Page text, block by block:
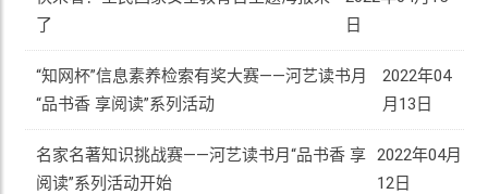
了
日
“知网杯”信息素养检索有奖大赛——河艺读书月
“品书香 享阅读”系列活动
2022年04
月13日
名家名著知识挑战赛——河艺读书月“品书香 享
阅读”系列活动开始
2022年04月
12日